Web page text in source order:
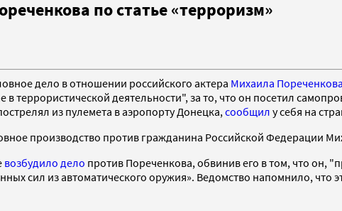
по статье «терроризм»
дело в отношении российского актера Михаила Пореченкова
в террористической деятельности", за то, что он посетил
из пулемета в аэропорту Донецка, сообщил у себя на
производство против гражданина Российской Федерации
возбудило дело против Пореченкова, обвинив его в том, что он,
сил из автоматического оружия». Ведомство напомнило, что